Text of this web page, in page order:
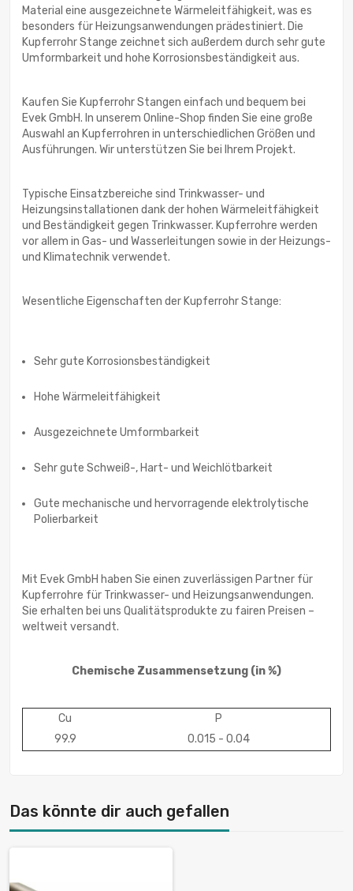
Material eine ausgezeichnete Wärmeleitfähigkeit, was es
besonders für Heizungsanwendungen prädestiniert. Die
Kupferrohr Stange zeichnet sich außerdem durch sehr gute
Umformbarkeit und hohe Korrosionsbeständigkeit aus.
Kaufen Sie Kupferrohr Stangen einfach und bequem bei
Evek GmbH. In unserem Online-Shop finden Sie eine große
Auswahl an Kupferrohren in unterschiedlichen Größen und
Ausführungen. Wir unterstützen Sie bei Ihrem Projekt.
Typische Einsatzbereiche sind Trinkwasser- und
Heizungsinstallationen dank der hohen Wärmeleitfähigkeit
und Beständigkeit gegen Trinkwasser. Kupferrohre werden
vor allem in Gas- und Wasserleitungen sowie in der Heizungs-
und Klimatechnik verwendet.
Wesentliche Eigenschaften der Kupferrohr Stange:
Sehr gute Korrosionsbeständigkeit
Hohe Wärmeleitfähigkeit
Ausgezeichnete Umformbarkeit
Sehr gute Schweiß-, Hart- und Weichlötbarkeit
Gute mechanische und hervorragende elektrolytische
Polierbarkeit
Mit Evek GmbH haben Sie einen zuverlässigen Partner für
Kupferrohre für Trinkwasser- und Heizungsanwendungen.
Sie erhalten bei uns Qualitätsprodukte zu fairen Preisen –
weltweit versandt.
Chemische Zusammensetzung (in %)
Cu
P
99.9
0.015 - 0.04
Das könnte dir auch gefallen